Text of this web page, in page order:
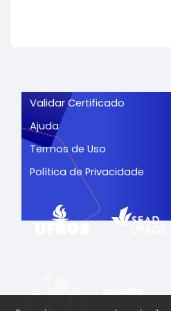
Validar Certificado
Ajuda
Termos de Uso
Política de Privacidade